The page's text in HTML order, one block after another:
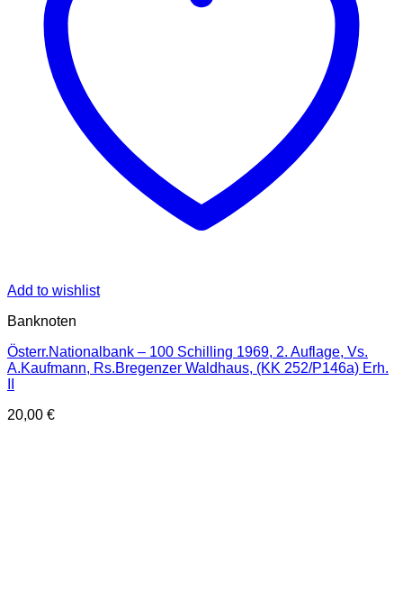
Add to wishlist
Banknoten
Österr.Nationalbank – 100 Schilling 1969, 2. Auflage, Vs.
A.Kaufmann, Rs.Bregenzer Waldhaus, (KK 252/P146a) Erh.
20,00 €